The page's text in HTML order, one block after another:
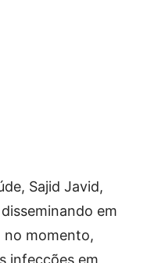
Sajid Javid,
em
no momento,
infecções em